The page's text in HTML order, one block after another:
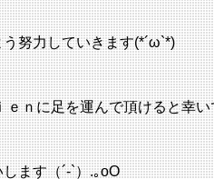
努力していきます(*´ω`*)
ｅｎに足を運んで頂けると幸
ます（´-`）.｡oO